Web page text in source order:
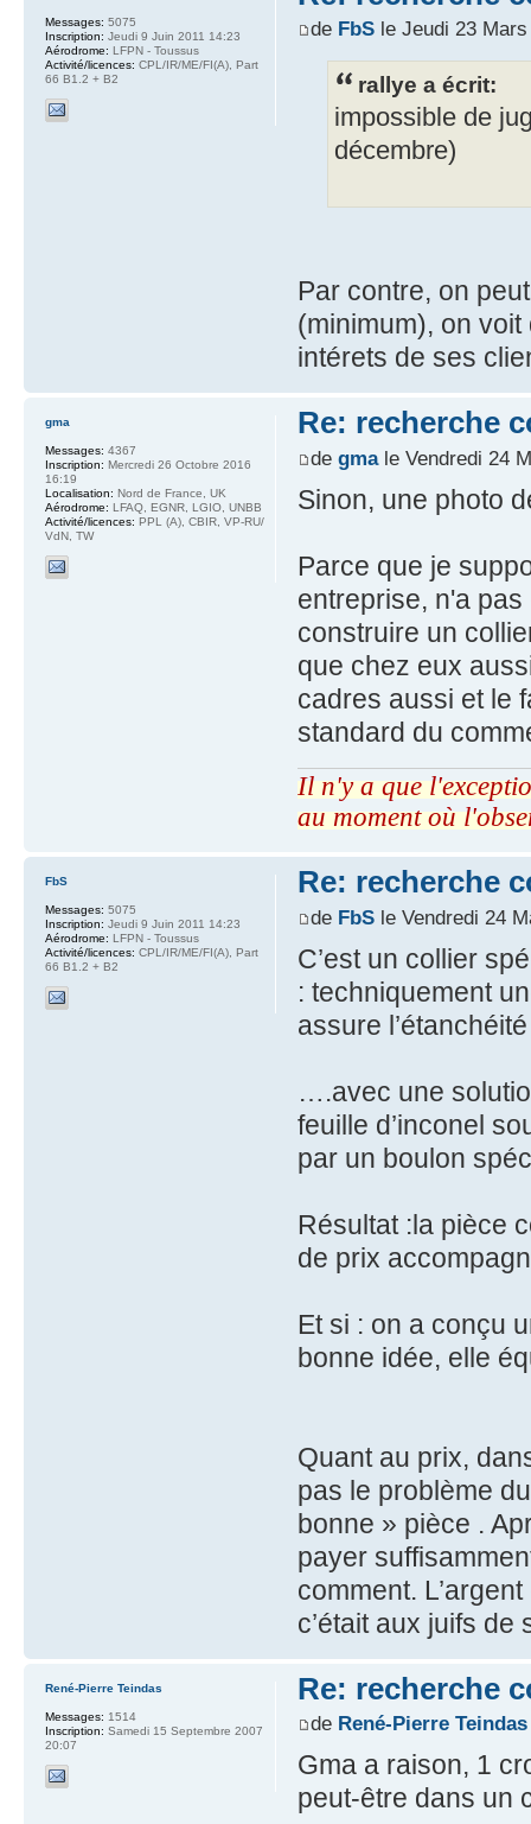
de FbSle Jeudi 23 Mars
rallye a écrit:
impossible de
décembre)
Par contre, on
(minimum), on
intérets de ses
Messages: 5075
Inscription: Jeudi 9 Juin 2011 14:23
Aérodrome: LFPN - Toussus
Activité/licences: CPL/IR/ME/FI(A), Part
66 B1.2 + B2
Re: recherche
de gmale Vendredi 24
Sinon, une photo
Parce que je
entreprise, n'a
construire un
que chez eux
cadres aussi et le
standard du
Il n'y a que
au moment où
gma
Messages: 4367
Inscription: Mercredi 26 Octobre 2016
16:19
Localisation: Nord de France, UK
Aérodrome: LFAQ, EGNR, LGIO, UNBB
Activité/licences: PPL (A), CBIR, VP-RU/
VdN, TW
Re: recherche
de FbSle Vendredi 24
C’est un collier
: techniquement
assure
….avec une
feuille d’inconel
par un boulon
Résultat :la pièce
de prix
Et si : on a conçu
bonne idée, elle
Quant au prix,
pas le problème
bonne » pièce .
payer
comment.
c’était aux juifs de
FbS
Messages: 5075
Inscription: Jeudi 9 Juin 2011 14:23
Aérodrome: LFPN - Toussus
Activité/licences: CPL/IR/ME/FI(A), Part
66 B1.2 + B2
Re: recherche
de René-Pierre Teindas
Gma a raison, 1
peut-être dans un
René-Pierre Teindas
Messages: 1514
Inscription: Samedi 15 Septembre 2007
20:07